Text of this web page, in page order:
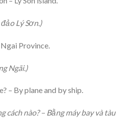
Lý Sơn.)
Province.
Ngãi.)
– By plane and by ship.
cách nào? – Bằng máy bay và tàu